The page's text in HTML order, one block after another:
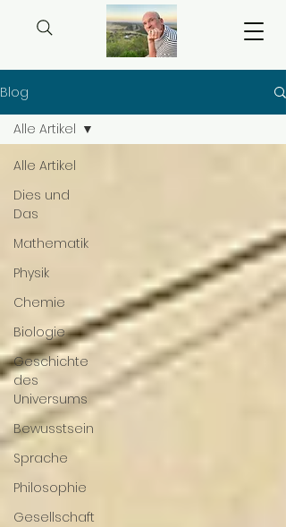
Blog
Alle Artikel
Dies und
Das
Mathematik
Physik
Chemie
Biologie
Geschichte
des
Universums
Bewusstsein
Sprache
Philosophie
Gesellschaft
Alle Artikel